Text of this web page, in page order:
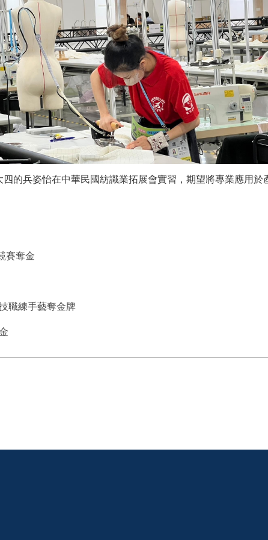
四的兵姿怡在中華民國紡識業拓展會實習，期望將專業應用於
賽奪金
職練手藝奪金牌